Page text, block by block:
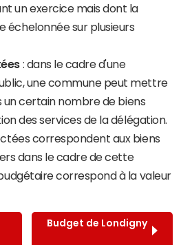
un exercice mais dont la
sur plusieurs
: dans le cadre d'une
une commune peut mettre
un certain nombre de biens
des services de la délégation.
correspondent aux biens
dans le cadre de cette
correspond à la valeur
Budget de Londigny